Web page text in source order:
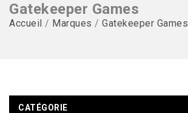
Gatekeeper Games
Accueil / Marques / Gatekeeper Games
CATÉGORIE